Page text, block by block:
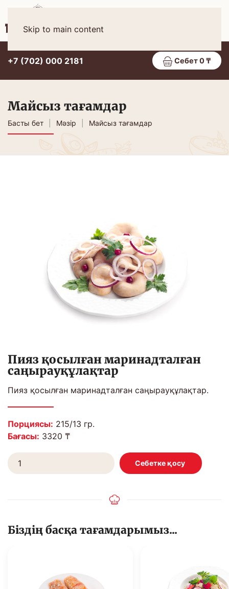
Skip to main content
+7 (702) 000 2181 Себет 0 ₸
Майсыз тағамдар
Басты бет Мәзір Майсыз тағамдар
Пияз қосылған маринадталған
саңырауқұлақтар
Пияз қосылған маринадталған саңырауқұлақтар.
Порциясы: 215/13 гр.
Бағасы: 3320 ₸
Біздің басқа тағамдарымыз...